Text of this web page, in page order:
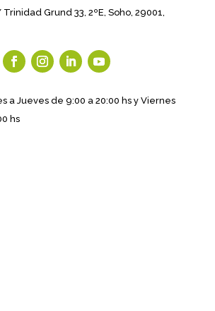
Trinidad Grund 33, 2ºE, Soho, 29001,
a Jueves de 9:00 a 20:00 hs y Viernes
hs